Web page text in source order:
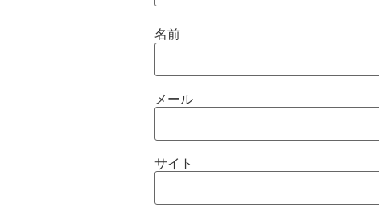
名前
メール
サイト